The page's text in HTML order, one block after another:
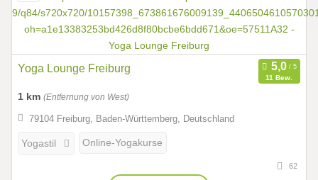
Yoga Lounge Freiburg
11 Bew.
1 km (Entfernung von West)
79104 Freiburg, Baden-Württemberg, Deutschland
Yogastil Online-Yogakurse
62